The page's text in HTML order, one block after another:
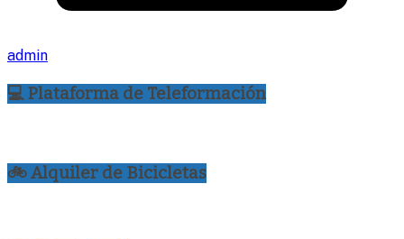
admin
💻 Plataforma de Teleformación
🚲 Alquiler de Bicicletas